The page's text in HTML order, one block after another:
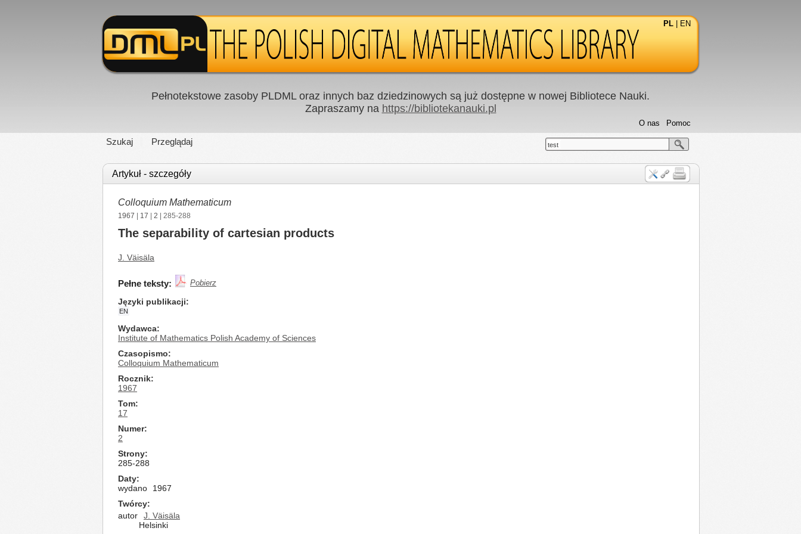
PL EN
Pełnotekstowe zasoby PLDML oraz innych baz dziedzinowych są już dostępne w nowej Bibliotece Nauki.
Zapraszamy na https://bibliotekanauki.pl
Szukaj Przeglądaj
Pomoc
O nas
test
Artykuł - szczegóły
Colloquium Mathematicum
1967 17 2 | 285-288
The separability of cartesian products
J. Väisäla
Pełne teksty: Pobierz
Języki publikacji
EN
Wydawca
Institute of Mathematics Polish Academy of Sciences
Czasopismo
Colloquium Mathematicum
Rocznik
1967
Tom
17
Numer
2
Strony
285-288
Daty
wydano
1967
Twórcy
autor
J. Väisäla
Helsinki